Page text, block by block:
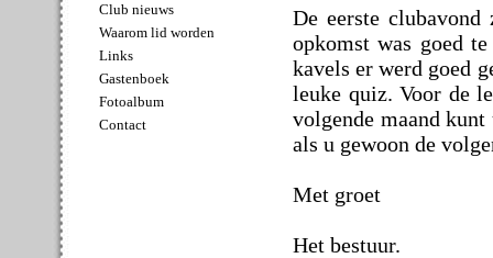
Club nieuws
Waarom lid worden
Links
Gastenboek
Fotoalbum
Contact
De eerste
opkomst was goed
kavels er werd goed
leuke quiz. Voor de
volgende maand
als u gewoon de
Met groet
Het bestuur.